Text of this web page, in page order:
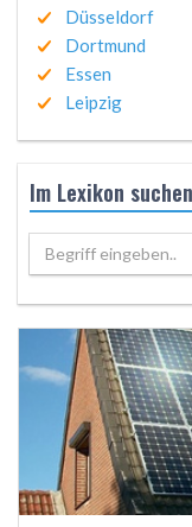
Düsseldorf
Dortmund
Essen
Leipzig
Im Lexikon suchen
Begriff eingeben..